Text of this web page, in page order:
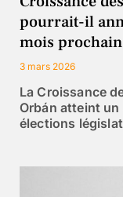
pourrait-il
mois
3 mars 2026
La Croissance
Orbán atteint un
élections